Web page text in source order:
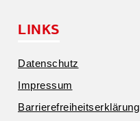
LINKS
Daten­schutz
Impressum
Barrie­re­frei­heits­er­klärung